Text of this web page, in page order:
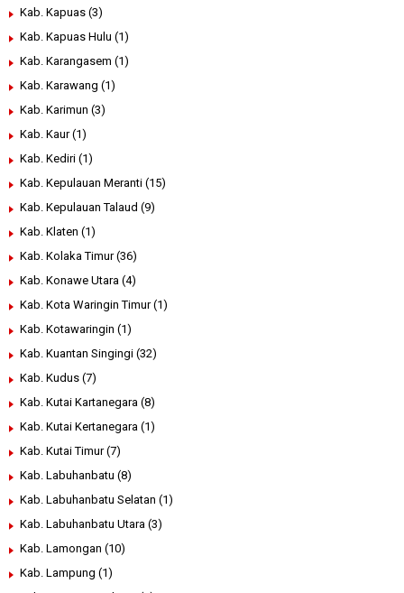
Kab. Kapuas (3)
Kab. Kapuas Hulu (1)
Kab. Karangasem (1)
Kab. Karawang (1)
Kab. Karimun (3)
Kab. Kaur (1)
Kab. Kediri (1)
Kab. Kepulauan Meranti (15)
Kab. Kepulauan Talaud (9)
Kab. Klaten (1)
Kab. Kolaka Timur (36)
Kab. Konawe Utara (4)
Kab. Kota Waringin Timur (1)
Kab. Kotawaringin (1)
Kab. Kuantan Singingi (32)
Kab. Kudus (7)
Kab. Kutai Kartanegara (8)
Kab. Kutai Kertanegara (1)
Kab. Kutai Timur (7)
Kab. Labuhanbatu (8)
Kab. Labuhanbatu Selatan (1)
Kab. Labuhanbatu Utara (3)
Kab. Lamongan (10)
Kab. Lampung (1)